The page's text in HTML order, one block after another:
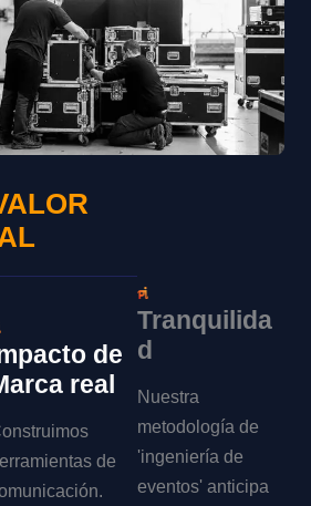
de
real
de
Tranquilida
d
Nuestra
metodología de
'ingeniería de
eventos' anticipa